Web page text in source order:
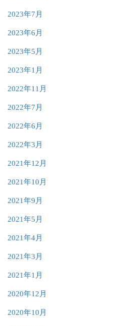
2023年7月
2023年6月
2023年5月
2023年1月
2022年11月
2022年7月
2022年6月
2022年3月
2021年12月
2021年10月
2021年9月
2021年5月
2021年4月
2021年3月
2021年1月
2020年12月
2020年10月